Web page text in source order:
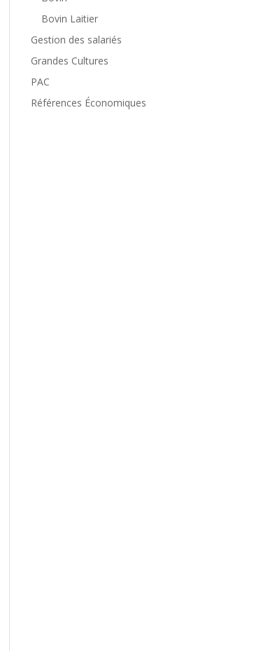
Bovin Laitier
Gestion des salariés
Grandes Cultures
PAC
Références Économiques